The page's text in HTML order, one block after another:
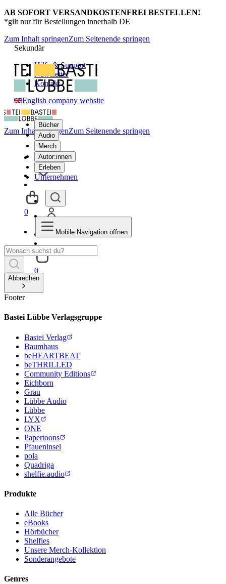
AB SOFORT VERSANDKOSTENFREI BESTELLEN!
*gilt nur für Bestellungen innerhalb DE
Zum Inhalt springenZum Seitenende springen
Sekundär
Hilfe & Support
Newsletter
Kontakt
English company website
Bücher
Audio
Merch
Autor:innen
Erleben
Unternehmen
0
Zum Inhalt springenZum Seitenende springen
0
Mobile Navigation öffnen
Abbrechen
Footer
Bastei Lübbe Verlagsgruppe
Bastei Verlag
Baumhaus
beHEARTBEAT
beTHRILLED
Community Editions
Eichborn
Grau
Lübbe Audio
Lübbe
LYX
ONE
Papertoons
Pfaueninsel
pola
Quadriga
shelfie.audio
Produkte
Alle Bücher
eBooks
Hörbücher
Shelfies
Unsere Merch-Kollektion
Sonderangebote
Genres